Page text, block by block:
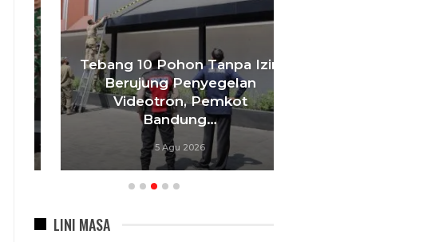
Tebang 10 Pohon Tanpa Izin
Berujung Penyegelan
Videotron, Pemkot
Bandung…
5 Agu 2026
LINI MASA